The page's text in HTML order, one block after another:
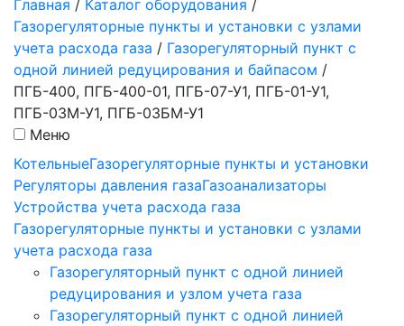
Главная / Каталог оборудования /
Газорегуляторные пункты и установки с узлами
учета расхода газа / Газорегуляторный пункт с
одной линией редуцирования и байпасом /
ПГБ-400, ПГБ-400-01, ПГБ-07-У1, ПГБ-01-У1,
ПГБ-03М-У1, ПГБ-03БМ-У1
Меню
КотельныеГазорегуляторные пункты и установки
Регуляторы давления газаГазоанализаторы
Устройства учета расхода газа
Газорегуляторные пункты и установки с узлами
учета расхода газа
Газорегуляторный пункт с одной линией
редуцирования и узлом учета газа
Газорегуляторный пункт с одной линией